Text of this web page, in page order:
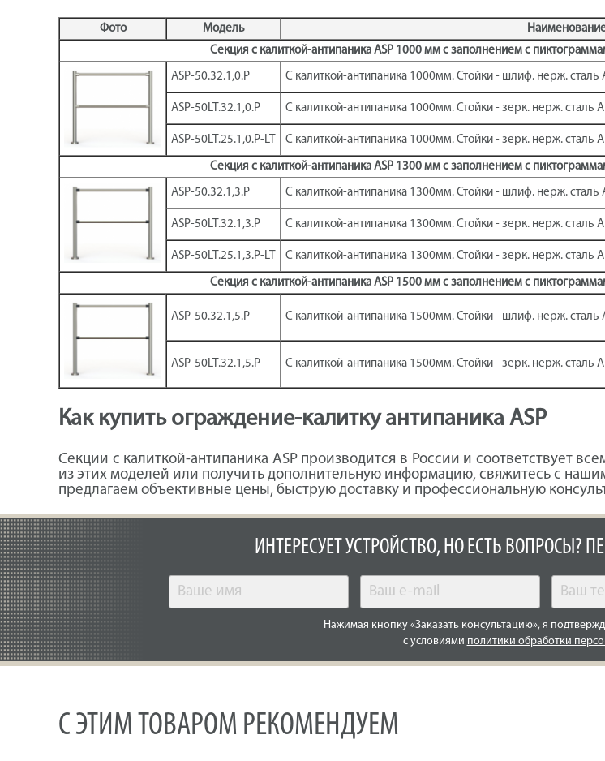
Фото Модель
Секция с калиткой-антипаника ASP 1000 мм с заполнением с
ASP-50.32.1,0.P С калиткой-антипаника 1000мм. Стойки - шлиф. нерж.
ASP-50LT.32.1,0.P С калиткой-антипаника 1000мм. Стойки - зерк. нерж. сталь
ASP-50LT.25.1,0.P-LT С калиткой-антипаника 1000мм. Стойки - зерк. нерж. сталь
Секция с калиткой-антипаника ASP 1300 мм с заполнением с
ASP-50.32.1,3.P С калиткой-антипаника 1300мм. Стойки - шлиф. нерж.
ASP-50LT.32.1,3.P С калиткой-антипаника 1300мм. Стойки - зерк. нерж. сталь
ASP-50LT.25.1,3.P-LT С калиткой-антипаника 1300мм. Стойки - зерк. нерж. сталь
Секция с калиткой-антипаника ASP 1500 мм с заполнением с
ASP-50.32.1,5.P С калиткой-антипаника 1500мм. Стойки - шлиф. нерж.
ASP-50LT.32.1,5.P С калиткой-антипаника 1500мм. Стойки - зерк. нерж. сталь
Как купить ограждение-калитку антипаника ASP
Секции с калиткой-антипаника ASP производится в России и соответствует
из этих моделей или получить дополнительную информацию, свяжитесь с
предлагаем объективные цены, быструю доставку и профессиональную
ИНТЕРЕСУЕТ УСТРОЙСТВО, НО ЕСТЬ ВОПРОСЫ?
Нажимая кнопку «Заказать консультацию», я
с условиями политики обработки
С ЭТИМ ТОВАРОМ РЕКОМЕНДУЕМ